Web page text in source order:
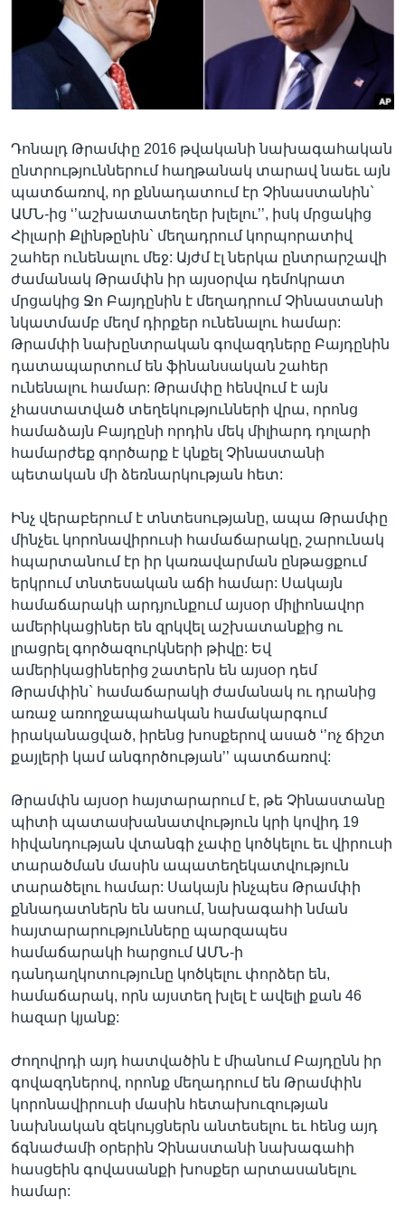
Լեզուներ
Դոնալդ Թրամփը 2016 թվականի նախագահական
ընտրություններում հաղթանակ տարավ նաեւ այն
պատճառով, որ քննադատում էր Չինաստանին`
ԱՄՆ-ից ‘’աշխատատեղեր խլելու’’, իսկ մրցակից
Հիլարի Քլինթընին` մեղադրում կորպորատիվ
շահեր ունենալու մեջ: Այժմ էլ ներկա ընտրարշավի
ժամանակ Թրամփն իր այսօրվա դեմոկրատ
մրցակից Ջո Բայդընին է մեղադրում Չինաստանի
նկատմամբ մեղմ դիրքեր ունենալու համար:
Թրամփի նախընտրական գովազդները Բայդընին
դատապարտում են ֆինանսական շահեր
ունենալու համար: Թրամփը հենվում է այն
չհաստատված տեղեկությունների վրա, որոնց
համաձայն Բայդընի որդին մեկ միլիարդ դոլարի
համարժեք գործարք է կնքել Չինաստանի
պետական մի ձեռնարկության հետ:
Ինչ վերաբերում է տնտեսությանը, ապա Թրամփը
մինչեւ կորոնավիրուսի համաճարակը, շարունակ
հպարտանում էր իր կառավարման ընթացքում
երկրում տնտեսական աճի համար: Սակայն
համաճարակի արդյունքում այսօր միլիոնավոր
ամերիկացիներ են զրկվել աշխատանքից ու
լրացրել գործազուրկների թիվը: Եվ
ամերիկացիներից շատերն են այսօր դեմ
Թրամփին` համաճարակի ժամանակ ու դրանից
առաջ առողջապահական համակարգում
իրականացված, իրենց խոսքերով ասած ‘’ոչ ճիշտ
քայլերի կամ անգործության’’ պատճառով:
Թրամփն այսօր հայտարարում է, թե Չինաստանը
պիտի պատասխանատվություն կրի կովիդ 19
հիվանդության վտանգի չափը կոծկելու եւ վիրուսի
տարածման մասին ապատեղեկատվություն
տարածելու համար: Սակայն ինչպես Թրամփի
քննադատներն են ասում, նախագահի նման
հայտարարությունները պարզապես
համաճարակի հարցում ԱՄՆ-ի
դանդաղկոտությունը կոծկելու փորձեր են,
համաճարակ, որն այստեղ խլել է ավելի քան 46
հազար կյանք:
Ժողովրդի այդ հատվածին է միանում Բայդընն իր
գովազդներով, որոնք մեղադրում են Թրամփին
կորոնավիրուսի մասին հետախուզության
նախնական զեկույցներն անտեսելու եւ հենց այդ
ճգնաժամի օրերին Չինաստանի նախագահի
հասցեին գովասանքի խոսքեր արտասանելու
համար: